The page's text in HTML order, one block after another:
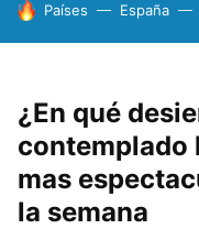
HOY SE HABLA DE
Países España
¿En qué
contemplado
mas
la semana